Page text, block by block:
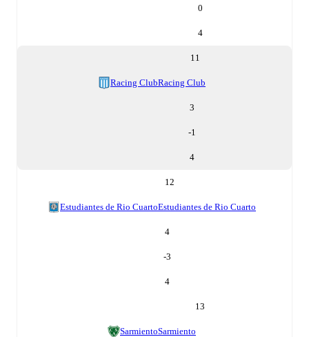
0
4
11
Racing ClubRacing Club
3
-1
4
12
Estudiantes de Rio CuartoEstudiantes de Rio Cuarto
4
-3
4
13
SarmientoSarmiento